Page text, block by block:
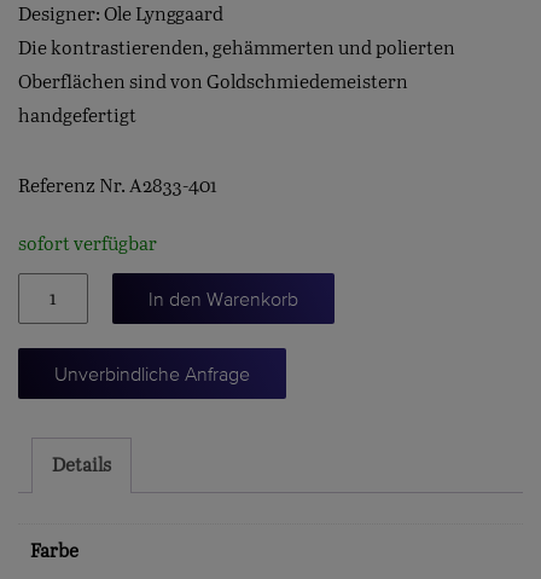
Designer: Ole Lynggaard
Die kontrastierenden, gehämmerten und polierten
Oberflächen sind von Goldschmiedemeistern
handgefertigt
Referenz Nr. A2833-401
sofort verfügbar
little
World
In den Warenkorb
Unverbindliche Anfrage
Details
Farbe